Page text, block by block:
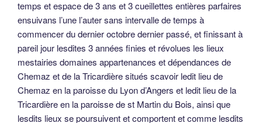
temps et espace de 3 ans et 3 cueillettes entières parfaires
ensuivans l’une l’auter sans intervalle de temps à
commencer du dernier octobre dernier passé, et finissant à
pareil jour lesdites 3 années finies et révolues les lieux
mestairies domaines appartenances et dépendances de
Chemaz et de la Tricardière situés scavoir ledit lieu de
Chemaz en la paroisse du Lyon d’Angers et ledit lieu de la
Tricardière en la paroisse de st Martin du Bois, ainsi que
lesdits lieux se poursuivent et comportent et comme lesdits